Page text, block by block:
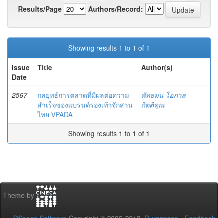
Results/Page
Authors/Record:
Showing results 1 to 1 of 1
Issue
Date
Title Author(s)
2567
กลยุทธ์การตลาดที่มีผลต่อความ
สำเร็จของแบรนด์รองเท้าจักสาน
ไทย VPADA
พัทธมน โอภาส
กิตติคุณ
Showing results 1 to 1 of 1
Theme by